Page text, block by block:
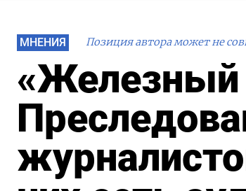
МНЕНИЯ Позиция автора может не
«Железный